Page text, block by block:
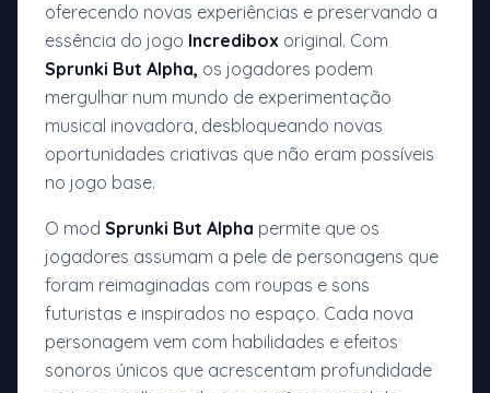
oferecendo novas experiências e preservando a
essência do jogo Incredibox original. Com
Sprunki But Alpha, os jogadores podem
mergulhar num mundo de experimentação
musical inovadora, desbloqueando novas
oportunidades criativas que não eram possíveis
no jogo base.
O mod Sprunki But Alpha permite que os
jogadores assumam a pele de personagens que
foram reimaginadas com roupas e sons
futuristas e inspirados no espaço. Cada nova
personagem vem com habilidades e efeitos
sonoros únicos que acrescentam profundidade